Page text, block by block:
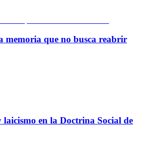
memoria que no busca reabrir
en la Doctrina Social de